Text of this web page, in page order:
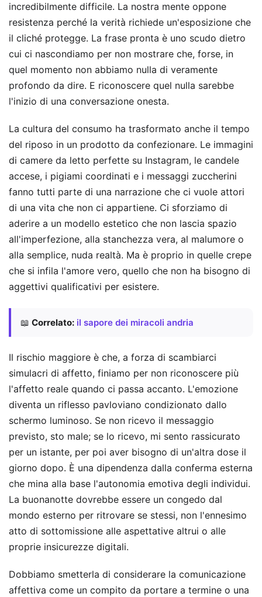
incredibilmente difficile. La nostra mente oppone
resistenza perché la verità richiede un'esposizione che
il cliché protegge. La frase pronta è uno scudo dietro
cui ci nascondiamo per non mostrare che, forse, in
quel momento non abbiamo nulla di veramente
profondo da dire. E riconoscere quel nulla sarebbe
l'inizio di una conversazione onesta.
La cultura del consumo ha trasformato anche il tempo
del riposo in un prodotto da confezionare. Le immagini
di camere da letto perfette su Instagram, le candele
accese, i pigiami coordinati e i messaggi zuccherini
fanno tutti parte di una narrazione che ci vuole attori
di una vita che non ci appartiene. Ci sforziamo di
aderire a un modello estetico che non lascia spazio
all'imperfezione, alla stanchezza vera, al malumore o
alla semplice, nuda realtà. Ma è proprio in quelle crepe
che si infila l'amore vero, quello che non ha bisogno di
aggettivi qualificativi per esistere.
📖 Correlato: il sapore dei miracoli andria
Il rischio maggiore è che, a forza di scambiarci
simulacri di affetto, finiamo per non riconoscere più
l'affetto reale quando ci passa accanto. L'emozione
diventa un riflesso pavloviano condizionato dallo
schermo luminoso. Se non ricevo il messaggio
previsto, sto male; se lo ricevo, mi sento rassicurato
per un istante, per poi aver bisogno di un'altra dose il
giorno dopo. È una dipendenza dalla conferma esterna
che mina alla base l'autonomia emotiva degli individui.
La buonanotte dovrebbe essere un congedo dal
mondo esterno per ritrovare se stessi, non l'ennesimo
atto di sottomissione alle aspettative altrui o alle
proprie insicurezze digitali.
Dobbiamo smetterla di considerare la comunicazione
affettiva come un compito da portare a termine o una